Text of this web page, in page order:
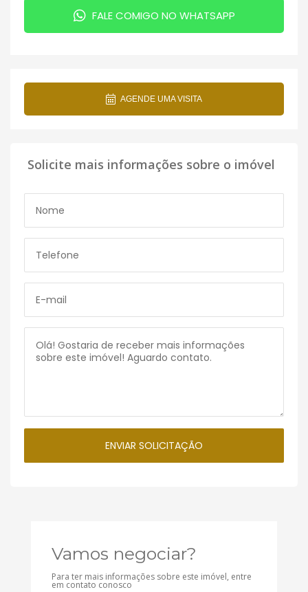
FALE COMIGO NO WHATSAPP
AGENDE UMA VISITA
Solicite mais informações sobre o imóvel
Vamos negociar?
Para ter mais informações sobre este imóvel, entre
em contato conosco